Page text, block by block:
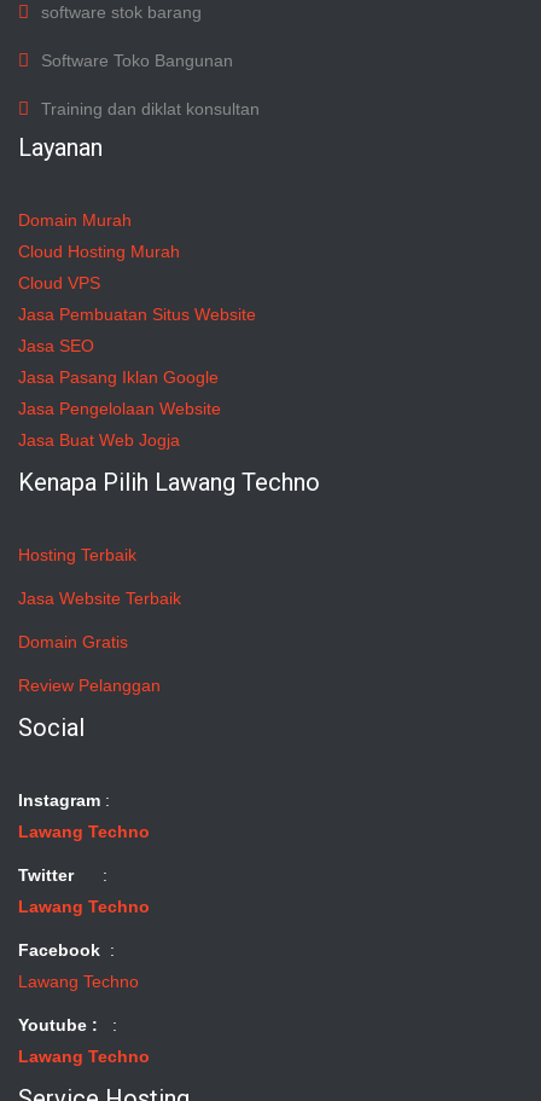
software stok barang
Software Toko Bangunan
Training dan diklat konsultan
Layanan
Domain Murah
Cloud Hosting Murah
Cloud VPS
Jasa Pembuatan Situs Website
Jasa SEO
Jasa Pasang Iklan Google
Jasa Pengelolaan Website
Jasa Buat Web Jogja
Kenapa Pilih Lawang Techno
Hosting Terbaik
Jasa Website Terbaik
Domain Gratis
Review Pelanggan
Social
Instagram :
Lawang Techno
Twitter:
Lawang Techno
Facebook :
Lawang Techno
Youtube :
:
Lawang Techno